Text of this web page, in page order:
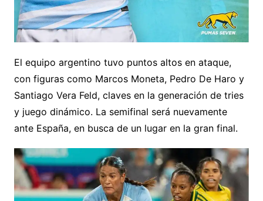
El equipo argentino tuvo puntos altos en ataque,
con figuras como Marcos Moneta, Pedro De Haro y
Santiago Vera Feld, claves en la generación de tries
y juego dinámico. La semifinal será nuevamente
ante España, en busca de un lugar en la gran final.